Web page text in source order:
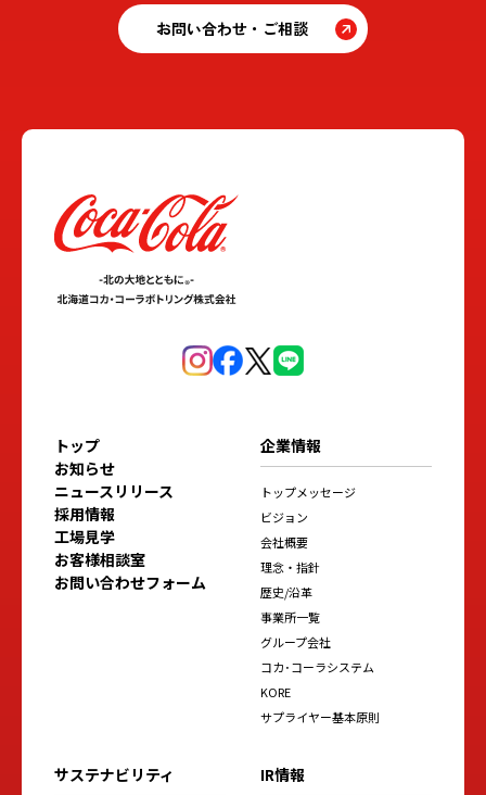
お問い合わせ・ご相談
トップ
お知らせ
ニュースリリース
採用情報
工場見学
お客様相談室
お問い合わせフォーム
企業情報
トップメッセージ
ビジョン
会社概要
理念・指針
歴史/沿革
事業所一覧
グループ会社
コカ･コーラシステム
KORE
サプライヤー基本原則
サステナビリティ IR情報